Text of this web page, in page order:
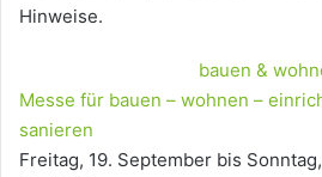
Hinweise.
bauen &
Messe für bauen – wohnen –
sanieren
Freitag, 19. September bis